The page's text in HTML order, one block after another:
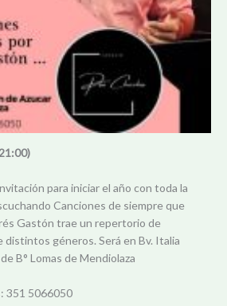
para iniciar el año con toda la
Canciones de siempre que
Gastón trae un repertorio de
distintos géneros. Será en Bv. Italia
B° Lomas de Mendiolaza
351 5066050